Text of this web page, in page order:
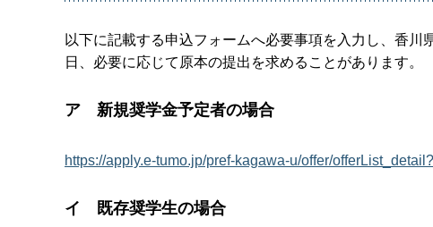
以下に記載する申込フォームへ必要事項を入力し、香
日、必要に応じて原本の提出を求めることがあります。
ア 新規奨学金予定者の場合
https://apply.e-tumo.jp/pref-kagawa-u/offer/
イ 既存奨学生の場合